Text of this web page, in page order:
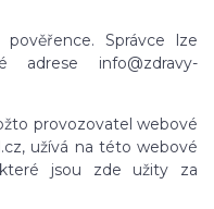
Správce lze
adrese info@zdravy-
provozovatel webové
užívá na této webové
jsou zde užity za